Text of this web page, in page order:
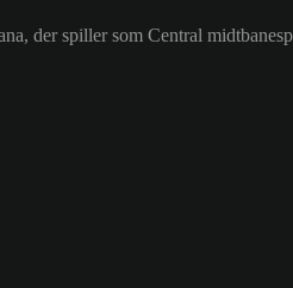
der spiller som Central